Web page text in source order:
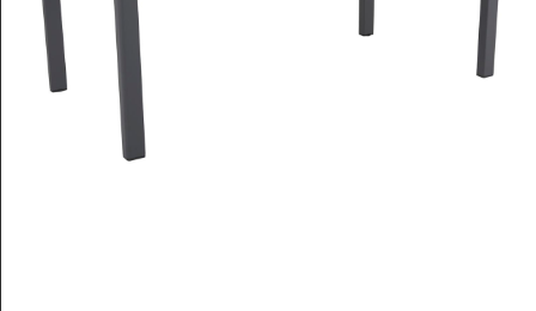
Mattor
Belysning
Varumärken